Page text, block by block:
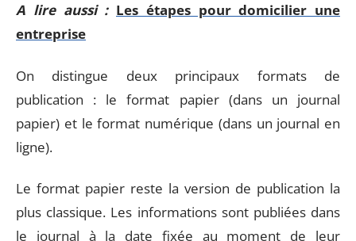
A lire aussi : Les étapes pour domicilier une
entreprise
On distingue deux principaux formats de
publication : le format papier (dans un journal
papier) et le format numérique (dans un journal en
ligne).
Le format papier reste la version de publication la
plus classique. Les informations sont publiées dans
le journal à la date fixée au moment de leur